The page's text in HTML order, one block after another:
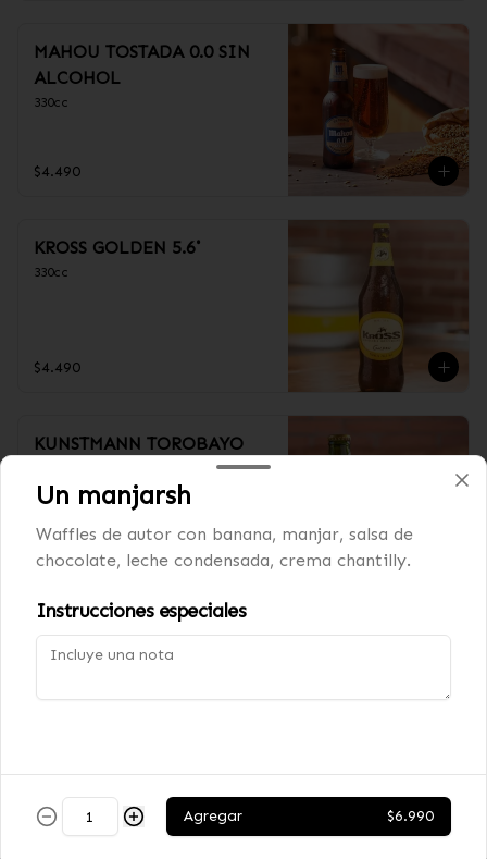
MAHOU TOSTADA 0.0 SIN
ALCOHOL
330cc
$4.490
KROSS GOLDEN 5.6˚
330cc
$4.490
KUNSTMANN TOROBAYO
330cc
$3.990
ERDINGER DUNKEL NEGRA
5.3˚
ERDINGER WEISSBIER
Un manjarsh
Waffles de autor con banana, manjar, salsa de
chocolate, leche condensada, crema chantilly.
Instrucciones especiales
Agregar $6.990